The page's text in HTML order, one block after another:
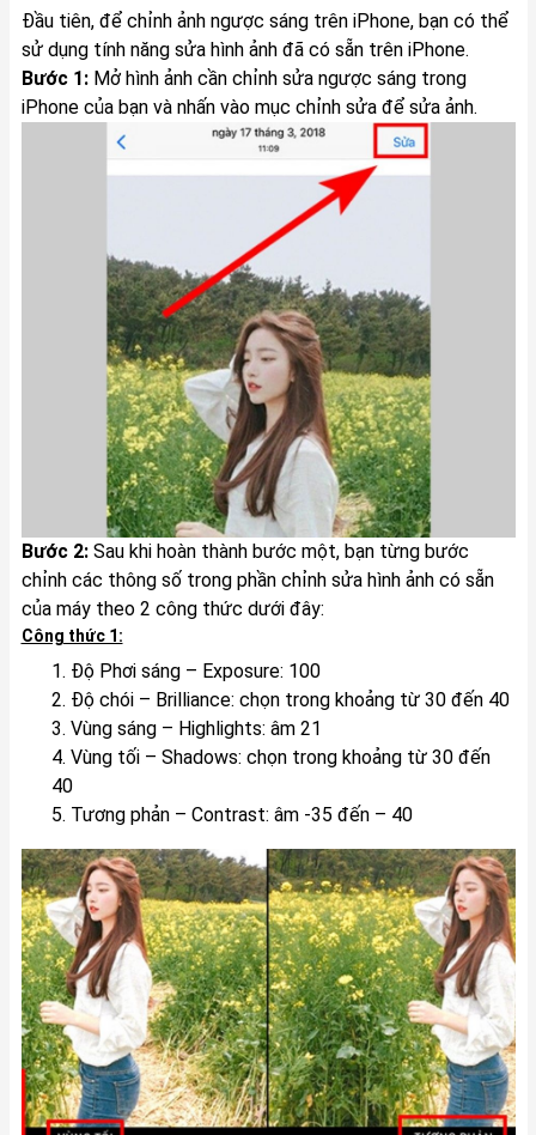
Đầu tiên, để chỉnh ảnh ngược sáng trên iPhone, bạn có thể
sử dụng tính năng sửa hình ảnh đã có sẵn trên iPhone.
Bước 1:Mở hình ảnh cần chỉnh sửa ngược sáng trong
iPhone của bạn và nhấn vào mục chỉnh sửa để sửa ảnh.
Bước 2:Sau khi hoàn thành bước một, bạn từng bước
chỉnh các thông số trong phần chỉnh sửa hình ảnh có sẵn
của máy theo 2 công thức dưới đây:
Công thức 1:
1. Độ Phơi sáng – Exposure: 100
2. Độ chói – Brilliance: chọn trong khoảng từ 30 đến 40
3. Vùng sáng – Highlights: âm 21
4. Vùng tối – Shadows: chọn trong khoảng từ 30 đến
40
5. Tương phản – Contrast: âm -35 đến – 40